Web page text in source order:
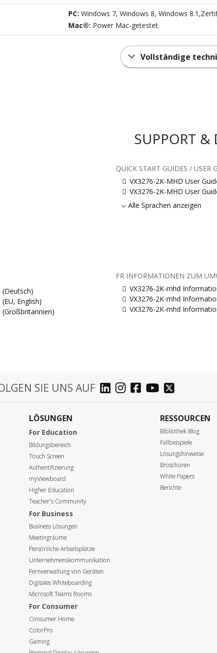
PC: Windows 7, Windows 8, Windows
Mac®: Power Mac-getestet
Vollständige
SUPPORT &
QUICK START GUIDES / USER
VX3276-2K-MHD User
VX3276-2K-MHD User
Alle Sprachen anzeigen
English)
FR INFORMATIONEN ZUM
VX3276-2K-mhd
VX3276-2K-mhd
VX3276-2K-mhd
SIE UNS AUF
LÖSUNGEN
For Education
Bildungsbereich
Touch Screen
Authentifizierung
myViewboard
Higher Education
Teacher's Community
For Business
Business Lösungen
Meetingräume
Persönliche Arbeitsplätze
Unternehmenskommunikation
Fernverwaltung von Geräten
Digitales Whiteboarding
Microsoft Teams Rooms
For Consumer
Consumer Home
ColorPro
Gaming
RESSOURCEN
Bibliothek Blog
Fallbeispiele
Lösungshinweise
Broschüren
White Papers
Berichte